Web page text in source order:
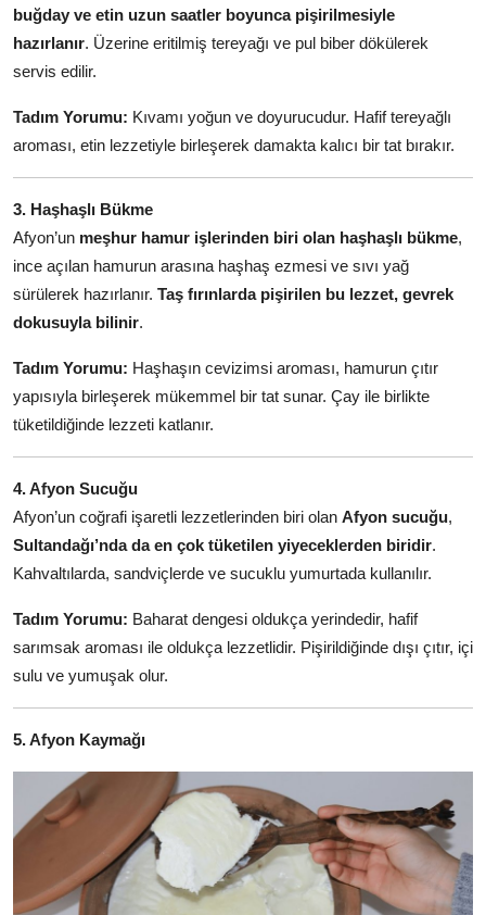
buğday ve etin uzun saatler boyunca pişirilmesiyle
hazırlanır. Üzerine eritilmiş tereyağı ve pul biber dökülerek
servis edilir.
Tadım Yorumu: Kıvamı yoğun ve doyurucudur. Hafif tereyağlı
aroması, etin lezzetiyle birleşerek damakta kalıcı bir tat bırakır.
3. Haşhaşlı Bükme
Afyon’un meşhur hamur işlerinden biri olan haşhaşlı bükme,
ince açılan hamurun arasına haşhaş ezmesi ve sıvı yağ
sürülerek hazırlanır. Taş fırınlarda pişirilen bu lezzet, gevrek
dokusuyla bilinir.
Tadım Yorumu: Haşhaşın cevizimsi aroması, hamurun çıtır
yapısıyla birleşerek mükemmel bir tat sunar. Çay ile birlikte
tüketildiğinde lezzeti katlanır.
4. Afyon Sucuğu
Afyon’un coğrafi işaretli lezzetlerinden biri olan Afyon sucuğu,
Sultandağı’nda da en çok tüketilen yiyeceklerden biridir.
Kahvaltılarda, sandviçlerde ve sucuklu yumurtada kullanılır.
Tadım Yorumu: Baharat dengesi oldukça yerindedir, hafif
sarımsak aroması ile oldukça lezzetlidir. Pişirildiğinde dışı çıtır, içi
sulu ve yumuşak olur.
5. Afyon Kaymağı